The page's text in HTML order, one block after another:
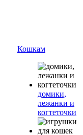
Кошкам
домики,
лежанки и
когтеточки